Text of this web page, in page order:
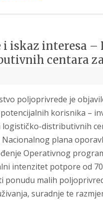
iskaz interesa
centara za
poljoprivrede je
korisnika –
distributivnih
plana
Operativnog
intenzitet potpore od
ponudu malih
suradnje te